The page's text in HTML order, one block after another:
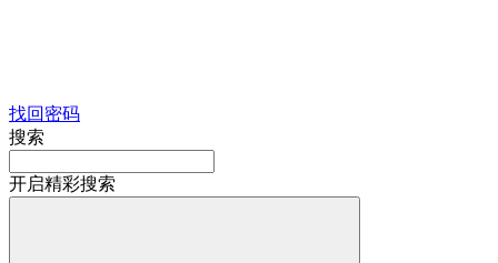
找回密码
搜索
开启精彩搜索